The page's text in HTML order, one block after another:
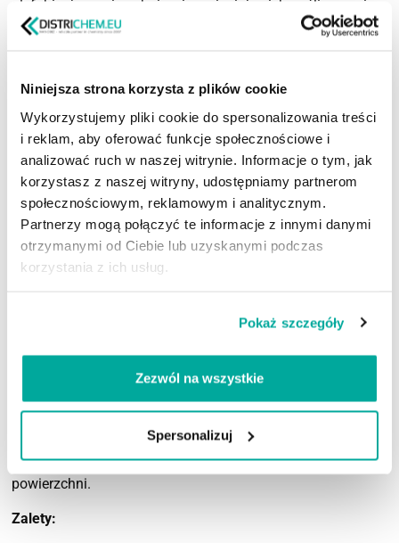
Niniejsza strona korzysta z plików cookie
Wykorzystujemy pliki cookie do spersonalizowania treści
i reklam, aby oferować funkcje społecznościowe i
analizować ruch w naszej witrynie. Informacje o tym, jak
korzystasz z naszej witryny, udostępniamy partnerom
społecznościowym, reklamowym i analitycznym.
Partnerzy mogą połączyć te informacje z innymi danymi
otrzymanymi od Ciebie lub uzyskanymi podczas
korzystania z ich usług.
Pokaż szczegóły
Zezwól na wszystkie
Spersonalizuj
olefobizuje powierzchnie, nie zmieniając ich poślizgu ani
nie nadając im połysku. Zapewnia również ochronę przed
Działanie impregnatu na większości powierzchni wynosi
około 3 do 5 lat. Jednak w miejscach o większym
użytkowaniu może być konieczne ponowne zabezpieczenie
po około 2 latach. Dzięki zastosowaniu preparatów
NANOSECUR, powierzchnie betonowe stają się niezwykle
łatwe do czyszczenia. Większość zabrudzeń zostaje
usunięta przez opady deszczu, a okresowe czyszczenie
zaleca się przeprowadzać przy użyciu wody pod
NANOSECUR IMPREGNAT PRZECIW PLAMOM DO
to doskonałe rozwiązanie dla wszystkich, którzy
chcą zabezpieczyć swoje powierzchnie betonowe przed
innowacyjna formuła zapewnia skuteczną ochronę przez
wiele lat, jednocześnie zachowując naturalny wygląd
powierzchni.
Zalety: